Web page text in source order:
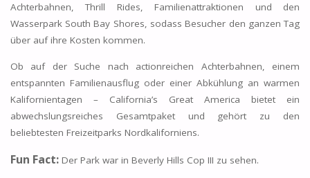
Achterbahnen, Thrill Rides, Familienattraktionen und den
Wasserpark South Bay Shores, sodass Besucher den ganzen Tag
über auf ihre Kosten kommen.
Ob auf der Suche nach actionreichen Achterbahnen, einem
entspannten Familienausflug oder einer Abkühlung an warmen
Kalifornientagen – California’s Great America bietet ein
abwechslungsreiches Gesamtpaket und gehört zu den
beliebtesten Freizeitparks Nordkaliforniens.
Fun Fact:Der Park war in Beverly Hills Cop III zu sehen.